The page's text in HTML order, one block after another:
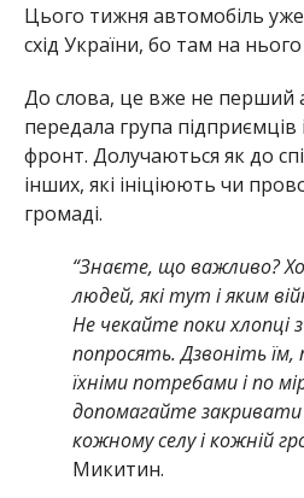
Цього тижня автомобіль
схід України, бо там на
До слова, це вже не перший
передала група підприємців
фронт. Долучаються як до
інших, які ініціюють чи
громаді.
“Знаєте, що важливо?
людей, які тут і яким
Не чекайте поки хлопці
попросять. Дзвоніть
їхніми потребами і по
допомагайте закривати
кожному селу і кожній
Микитин.